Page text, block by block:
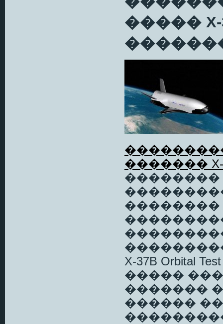
�����
������� X-
��������
��������
X-37B
�����
�������
������